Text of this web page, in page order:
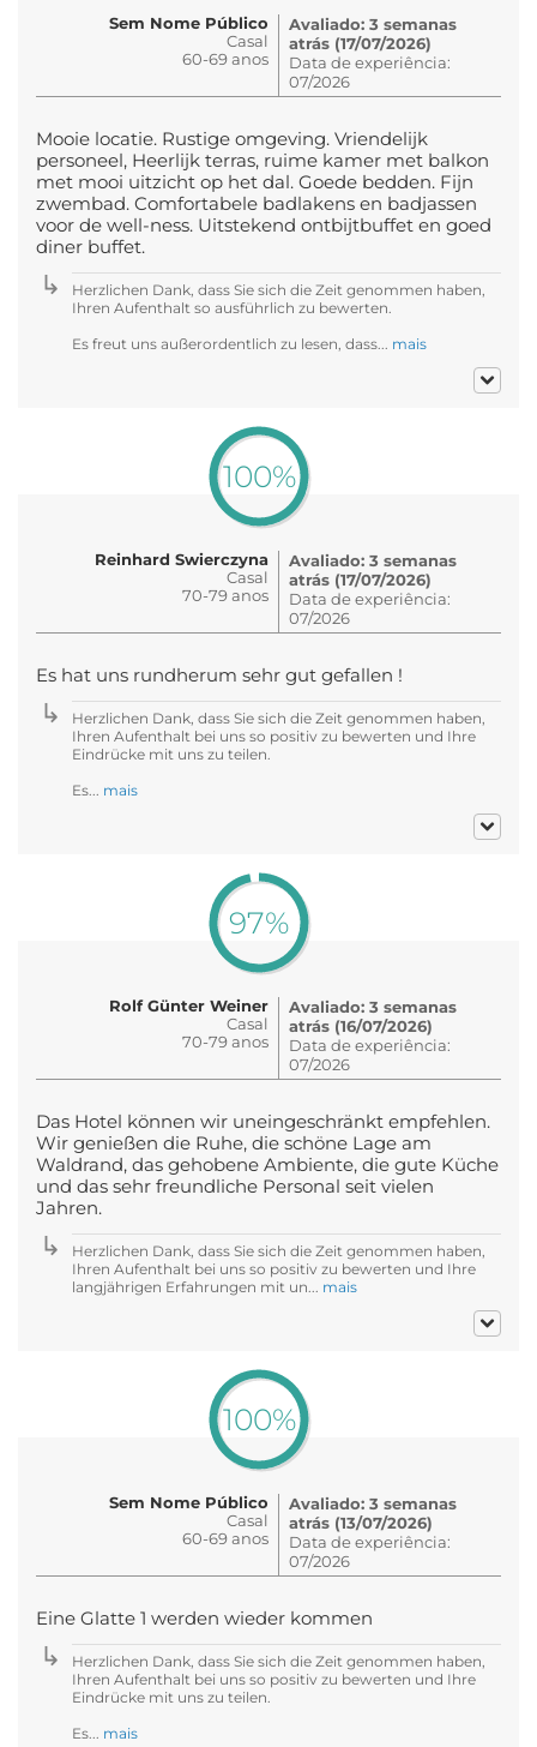
Sem Nome Público
Casal
60-69 anos
Avaliado: 3 semanas
atrás (17/07/2026)
Data de experiência:
07/2026
Mooie locatie. Rustige omgeving. Vriendelijk
personeel, Heerlijk terras, ruime kamer met balkon
met mooi uitzicht op het dal. Goede bedden. Fijn
zwembad. Comfortabele badlakens en badjassen
voor de well-ness. Uitstekend ontbijtbuffet en goed
diner buffet.
Herzlichen Dank, dass Sie sich die Zeit genommen haben,
Ihren Aufenthalt so ausführlich zu bewerten.
Es freut uns außerordentlich zu lesen, dass... mais
100%
Reinhard Swierczyna
Casal
70-79 anos
Avaliado: 3 semanas
atrás (17/07/2026)
Data de experiência:
07/2026
Es hat uns rundherum sehr gut gefallen !
Herzlichen Dank, dass Sie sich die Zeit genommen haben,
Ihren Aufenthalt bei uns so positiv zu bewerten und Ihre
Eindrücke mit uns zu teilen.
Es... mais
97%
Rolf Günter Weiner
Casal
70-79 anos
Avaliado: 3 semanas
atrás (16/07/2026)
Data de experiência:
07/2026
Das Hotel können wir uneingeschränkt empfehlen.
Wir genießen die Ruhe, die schöne Lage am
Waldrand, das gehobene Ambiente, die gute Küche
und das sehr freundliche Personal seit vielen
Jahren.
Herzlichen Dank, dass Sie sich die Zeit genommen haben,
Ihren Aufenthalt bei uns so positiv zu bewerten und Ihre
langjährigen Erfahrungen mit un... mais
100%
Sem Nome Público
Casal
60-69 anos
Avaliado: 3 semanas
atrás (13/07/2026)
Data de experiência:
07/2026
Eine Glatte 1 werden wieder kommen
Herzlichen Dank, dass Sie sich die Zeit genommen haben,
Ihren Aufenthalt bei uns so positiv zu bewerten und Ihre
Eindrücke mit uns zu teilen.
Es... mais